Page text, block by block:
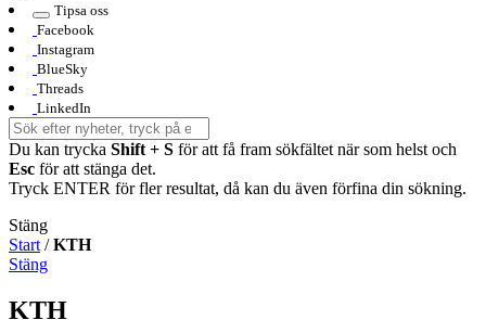
Tipsa oss
Facebook
Instagram
BlueSky
Threads
LinkedIn
Du kan trycka Shift + S för att få fram sökfältet när som helst och
Esc för att stänga det.
Tryck ENTER för fler resultat, då kan du även förfina din sökning.
Stäng
Start /KTH
Stäng
KTH